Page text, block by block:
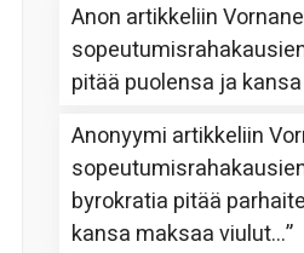
Anon artikkeliin
pitää puolensa ja
Anonyymi artikkeliin
byrokratia pitää
kansa maksaa viulut…”